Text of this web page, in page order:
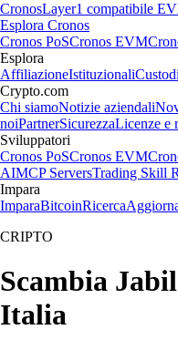
CronosLayer1 compatibile
Esplora Cronos
Cronos PoSCronos EVM
Esplora
AffiliazioneIstituzionali
Crypto.com
Chi siamoNotizie aziendali
noiPartnerSicurezzaLicenze e
Sviluppatori
Cronos PoSCronos EVM
AIMCP ServersTrading Skill
Impara
ImparaBitcoinRicerca
CRIPTO
Scambia
Italia